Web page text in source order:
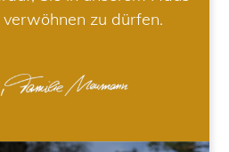
zu dürfen.